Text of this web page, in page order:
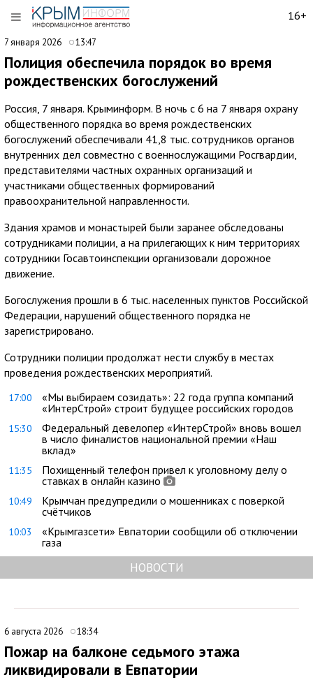
16+
7 января 2026 13:47
Полиция обеспечила порядок во время
рождественских богослужений
Россия, 7 января. Крыминформ. В ночь с 6 на 7 января охрану
общественного порядка во время рождественских
богослужений обеспечивали 41,8 тыс. сотрудников органов
внутренних дел совместно с военнослужащими Росгвардии,
представителями частных охранных организаций и
участниками общественных формирований
правоохранительной направленности.
Здания храмов и монастырей были заранее обследованы
сотрудниками полиции, а на прилегающих к ним территориях
сотрудники Госавтоинспекции организовали дорожное
движение.
Богослужения прошли в 6 тыс. населенных пунктов Российской
Федерации, нарушений общественного порядка не
зарегистрировано.
Сотрудники полиции продолжат нести службу в местах
проведения рождественских мероприятий.
17:00
«Мы выбираем созидать»: 22 года группа компаний
«ИнтерСтрой» строит будущее российских городов
15:30
Федеральный девелопер «ИнтерСтрой» вновь вошел
в число финалистов национальной премии «Наш
вклад»
11:35
Похищенный телефон привел к уголовному делу о
ставках в онлайн казино
10:49
Крымчан предупредили о мошенниках с поверкой
счётчиков
10:03
«Крымгазсети» Евпатории сообщили об отключении
газа
НОВОСТИ
6 августа 2026 18:34
Пожар на балконе седьмого этажа
ликвидировали в Евпатории